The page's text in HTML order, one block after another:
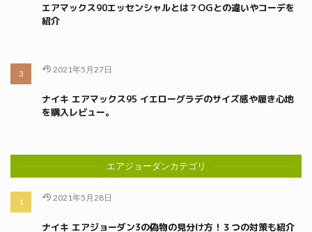
エアマックス90エッセンシャルとは？OGとの違いやコーデを
紹介
2021年5月27日
ナイキ エアマックス95 イエローグラデのサイズ感や履き心地
を購入レビュー。
エアジョーダンカテゴリ
2021年5月28日
ナイキ エアジョーダン3の偽物の見分け方！３つの対策も紹介